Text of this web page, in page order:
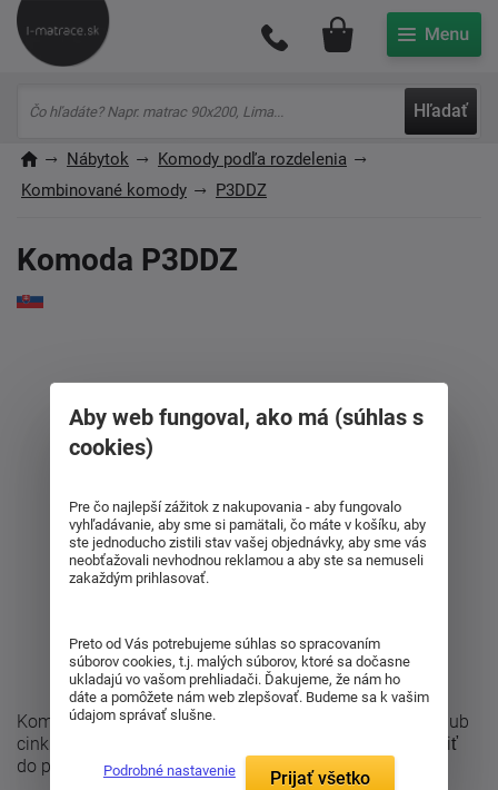
Hľadať
Môj účet
Nábytok
Komody podľa rozdelenia
Kombinované komody
P3DDZ
Komoda P3DDZ
Komoda P3 DDZ je vyrobená z masívu buk cink alebo dub
cink a má 2 dvierka a 4 malé zásuvky. Možno ju namoriť
do požadovaného odtieňa. ...
Aby web fungoval, ako má (súhlas s
cookies)
Pre čo najlepší zážitok z nakupovania - aby fungovalo
vyhľadávanie, aby sme si pamätali, čo máte v košíku, aby
ste jednoducho zistili stav vašej objednávky, aby sme vás
neobťažovali nevhodnou reklamou a aby ste sa nemuseli
zakaždým prihlasovať.
Preto od Vás potrebujeme súhlas so spracovaním
súborov cookies, t.j. malých súborov, ktoré sa dočasne
ukladajú vo vašom prehliadači. Ďakujeme, že nám ho
dáte a pomôžete nám web zlepšovať. Budeme sa k vašim
údajom správať slušne.
Podrobné nastavenie Prijať všetko